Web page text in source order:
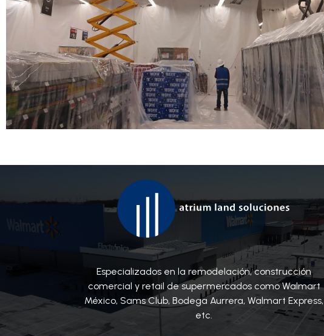
Especializados en la remodelación, construcción
comercial y retail de supermercados como Walmart
México, Sams Club, Bodega Aurrera, Walmart Express,
etc.